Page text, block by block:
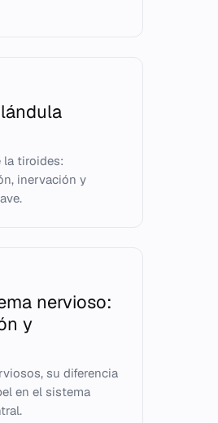
la tiroides:
inervación y
nervioso:
y
su diferencia
en el sistema